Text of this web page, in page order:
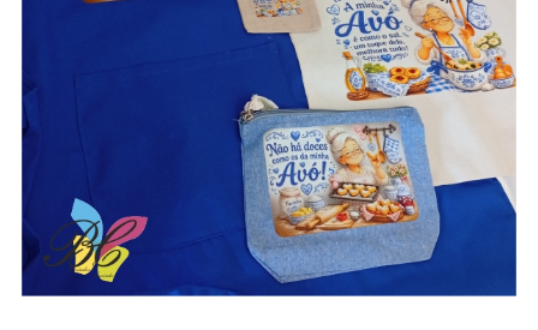
aventais / Sacos / necessaires / estojos /
porta-moedas dia dos avós – vários modelos